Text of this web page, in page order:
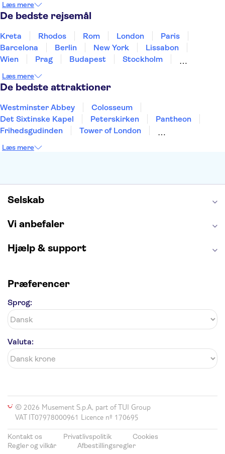
Thailand
Tyrkiet
Læs mere
De bedste rejsemål
Kreta Rhodos Rom London
Paris
Barcelona
Berlin New York
Lissabon
Wien
Prag Budapest
Stockholm
Aarhus
Helsingborg
Læs mere
De bedste attraktioner
Westminster Abbey
Colosseum
Det Sixtinske Kapel
Peterskirken
Pantheon
Frihedsgudinden
Tower of London
Burj Khalifa
Læs mere
Selskab
Vi anbefaler
Hjælp & support
Præferencer
Sprog:
Valuta:
© 2026 Musement S.p.A, part of TUI Group
VAT IT07978000961 Licence nº 170695
Kontakt os Privatlivspolitik
Cookies
Regler og vilkår
Afbestillingsregler